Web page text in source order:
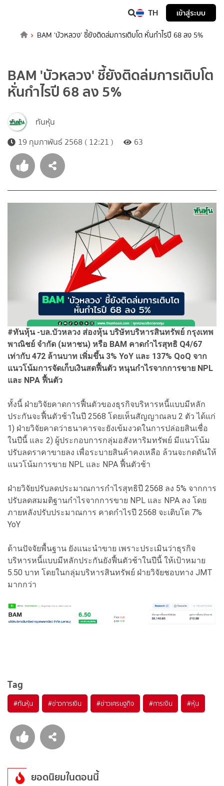
TH เข้าสู่ระบบ
BAM 'บัวหลวง' ชี้ยังติดล่มการเติบโต หั่นกำไรปี 68 ลง 5%
BAM 'บัวหลวง' ชี้ยังติดล่มการเติบโต
หั่นกำไรปี 68 ลง 5%
ทันหุ้น
19 กุมภาพันธ์ 2568 ( 12:21 )
63
#ทันหุ้น -บล.บัวหลวง ส่องหุ้น บริษัทบริหารสินทรัพย์ กรุงเทพ
พาณิชย์ จำกัด (มหาชน) หรือ BAM คาดกำไรสุทธิ Q4/67
เท่ากับ 472 ล้านบาท เพิ่มขึ้น 3% YoY และ 137% QoQ จาก
แนวโน้มการจัดเก็บเงินสดฟื้นตัว หนุนกำไรจากการขาย NPL
และ NPA ฟื้นตัว
ทั้งนี้ ฝ่ายวิจัยคาดการฟื้นตัวของธุรกิจบริหารหนี้แบบมีหลัก
ประกันจะฟื้นตัวช้าในปี 2568 โดยเห็นสัญญาณลบ 2 ตัว ได้แก่
1) ฝ่ายวิจัยคาดว่าธนาคารจะยังเข้มงวดในการปล่อยสินเชื่อ
ในปีนี้ และ 2) ผู้ประกอบการกลุ่มอสังหาริมทรัพย์ มีแนวโน้ม
ปรับลดราคาขายลง เพื่อระบายสินค้าคงเหลือ ล้วนจะกดดันให้
แนวโน้มการขาย NPL และ NPA ฟื้นตัวช้า
ฝ่ายวิจัยปรับลดประมาณการกำไรสุทธิปี 2568 ลง 5% จากการ
ปรับลดสมมติฐานกำไรจากการขาย NPL และ NPA ลง โดย
ภายหลังปรับประมาณการ คาดกำไรปี 2568 จะเติบโต 7%
YoY
ด้านปัจจัยพื้นฐาน ยังแนะนำขาย เพราะประเมินว่าธุรกิจ
บริหารหนี้แบบมีหลักประกันยังฟื้นตัวช้าในปีนี้ ให้เป้าหมาย
5.50 บาท โดยในกลุ่มบริหารสินทรัพย์ ฝ่ายวิจัยชอบทาง JMT
มากกว่า
Tag
#ทันหุ้น #ข่าวการเงิน #ข่าวเศรษฐกิจ #การเงิน #หุ้น
ยอดนิยมในตอนนี้